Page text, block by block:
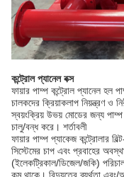
কন্ট্রোল প্যানেল বক্স
ফায়ার পাম্প কন্ট্রোল প্যানেল হল
চালকদের ক্রিয়াকলাপ নিয়ন্ত্রণ ও
স্বয়ংক্রিয় উভয় মোডের জন্য পাম্প
চালু/বন্ধ করে। শর্তাবলী
ফায়ার পাম্প প্যাকেজ কন্ট্রোলার
সিস্টেমের চাপ এবং প্রবাহের
(ইলেকট্রিকাল/ডিজেল/জকি)